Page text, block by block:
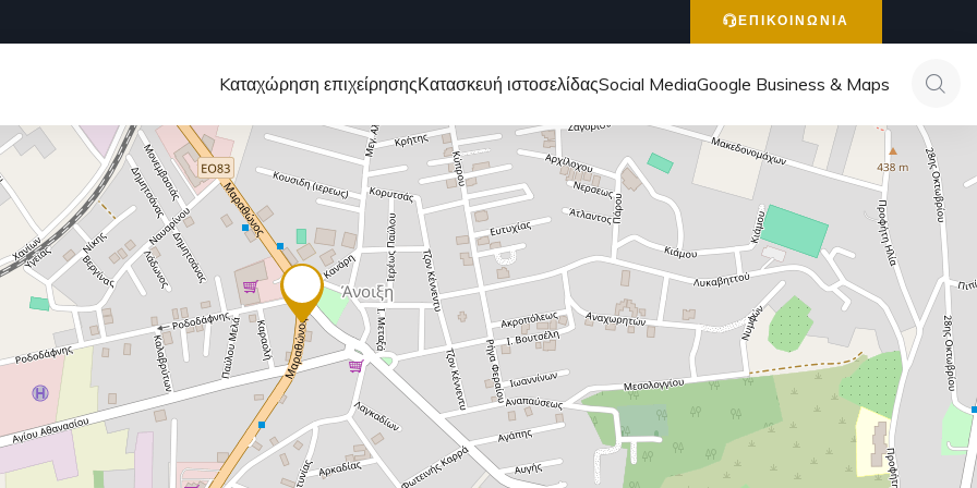
ΕΠΙΚΟΙΝΩΝΙΑ
Kαταχώρηση επιχείρησηςΚατασκευή ιστοσελίδαςSocial MediaGoogle Business & Maps